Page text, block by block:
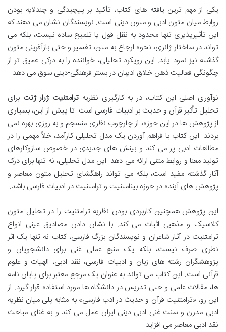
یکی از مهم ترین یافته های کتاب، تأکید بر پیچیدگی و چندلایه بودن
روابط میان متون ادبی و متون دینی است. نویسندگان نشان می دهند که
این تأثیرپذیری تنها محدود به نقل قول یا تلمیح ساده نیست، بلکه می
تواند در ساختار ژانری، نحوه ارجاع به متن، تفسیر و حتی بازآفرینی متون
گذشته نیز نمود یابد. این رویکرد تحلیلی، خواننده را به درکی عمیق تر از
چگونگی فعالیت ذهن خلاق ادیبان در بستر فرهنگی-دینی سوق می دهد.
نوآوری اصلی این کتاب، در به کارگیری نظریه ترامتنیت ژرار ژنت برای
تحلیل تأثیر قرآن و حدیث بر ادبیات فارسی است. تا پیش از این، بسیاری
از پژوهش ها در این حوزه، از چارچوب نظری منسجم و به روزی بهره نمی
بردند. این کتاب با فراهم آوردن یک مدل تحلیلی کارآمد، خلأ مهمی را در
مطالعات ادبی پر می کند و بینش های جدیدی در خصوص سازوکارهای
تولید معنا و روابط متنی ارائه می دهد. این مدل تحلیلی، نه تنها برای درک
آثار گذشته مفید است، بلکه می تواند راهگشای تحلیل متون معاصر و
پژوهش های آینده در حوزه بینامتنیت و ترامتنیت در ادبیات فارسی باشد.
این پژوهش همچنین کاربردی بودن نظریه ترامتنیت را در تحلیل متون
کلاسیک و مذهبی اثبات می کند. با نشان دادن مصادیق عینی انواع
ترامتنیت در آثار شاعران و نویسندگان بزرگ فارسی، کتاب نه تنها یک اثر
نظری صرف نیست، بلکه یک منبع عملی غنی برای دانشجویان و
پژوهشگران رشته های زبان و ادبیات فارسی، نقد ادبی، الهیات و علوم
قرآنی است. این کتاب می تواند به عنوان یک مرجع معتبر برای پایان نامه
ها، مقالات علمی و حتی تدریس در دانشگاه ها مورد استفاده قرار گیرد. از
این رو، «ترامتنیت قرآن و حدیث در ادب فارسی» به مثابه پلی میان نظریه
ادبی مدرن و سنت غنی ادبی-دینی ایران عمل می کند و به غنای مباحث
نقد ادبی معاصر می افزاید.